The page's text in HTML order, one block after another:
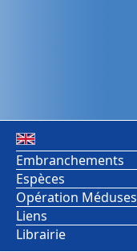
Embranchements
Espèces
Opération Méduses
Liens
Librairie